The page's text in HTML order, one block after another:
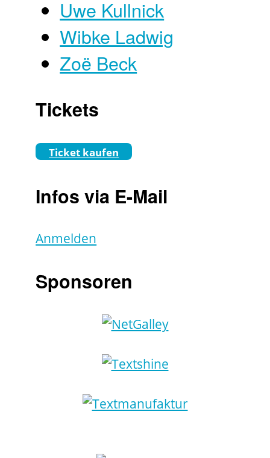
Uwe Kullnick
Wibke Ladwig
Zoë Beck
Tickets
Ticket kaufen
Infos via E-Mail
Anmelden
Sponsoren